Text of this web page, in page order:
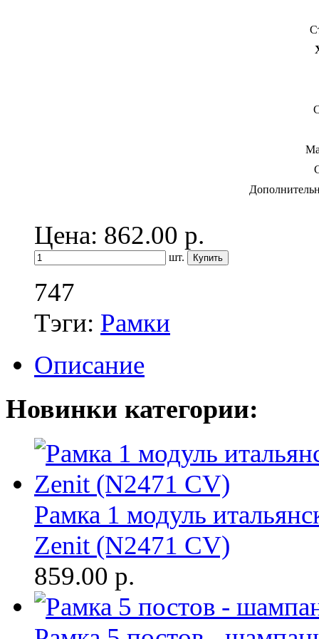
Цена: 862.00 р.
шт.
747
Тэги: Рамки
Описание
Новинки категории:
Рамка 1 модуль
Zenit (N2471 CV)
859.00 р.